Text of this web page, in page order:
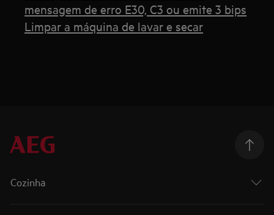
mensagem de erro E30, C3 ou emite 3 bips
Limpar a máquina de lavar e secar
Cozinha